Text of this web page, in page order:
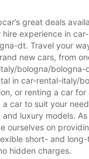
great deals
hire experience in
dt. Travel your
new cars, from
bologna/bologna-
in car-rental-italy/
or renting a car for
car to suit your
luxury models.
ourselves on
short- and
hidden charges.